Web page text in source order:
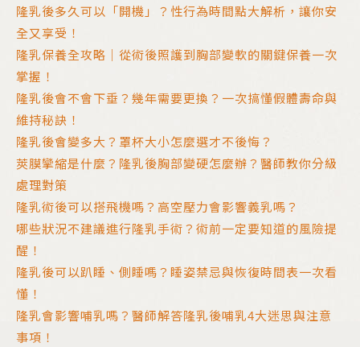
隆乳後多久可以「開機」？性行為時間點大解析，讓你安
全又享受！
隆乳保養全攻略｜從術後照護到胸部變軟的關鍵保養一次
掌握！
隆乳後會不會下垂？幾年需要更換？一次搞懂假體壽命與
維持秘訣！
隆乳後會變多大？罩杯大小怎麼選才不後悔？
莢膜攣縮是什麼？隆乳後胸部變硬怎麼辦？醫師教你分級
處理對策
隆乳術後可以搭飛機嗎？高空壓力會影響義乳嗎？
哪些狀況不建議進行隆乳手術？術前一定要知道的風險提
醒！
隆乳後可以趴睡、側睡嗎？睡姿禁忌與恢復時間表一次看
懂！
隆乳會影響哺乳嗎？醫師解答隆乳後哺乳4大迷思與注意
事項！